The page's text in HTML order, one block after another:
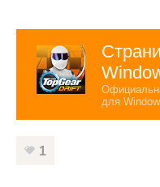
для
1